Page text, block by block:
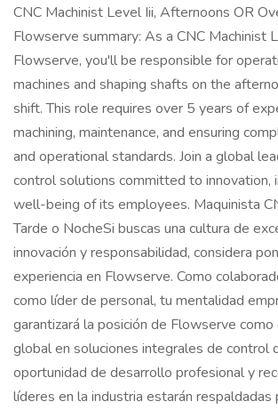
CNC Machinist Level Iii, Afternoons OR
Flowserve summary: As a CNC Machinist
Flowserve, you'll be responsible for
machines and shaping shafts on the
shift. This role requires over 5 years of
machining, maintenance, and ensuring
and operational standards. Join a global
control solutions committed to innovation,
well-being of its employees. Maquinista
Tarde o NocheSi buscas una cultura de
innovación y responsabilidad, considera
experiencia en Flowserve. Como
como líder de personal, tu mentalidad
garantizará la posición de Flowserve
global en soluciones integrales de control
oportunidad de desarrollo profesional y
líderes en la industria estarán respaldadas